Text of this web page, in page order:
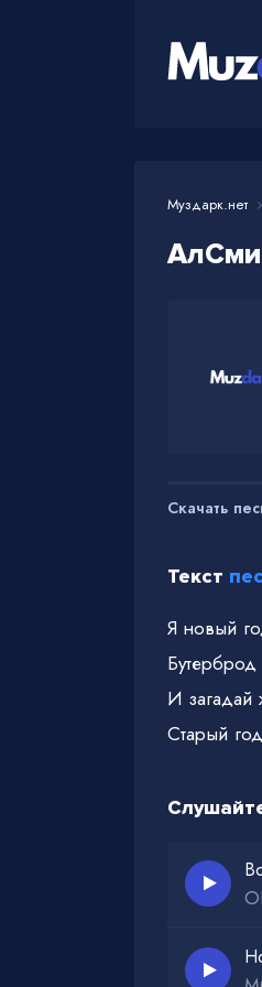
Муздарк.нет
Скачать
Текст
Я новый
И загадай
Старый